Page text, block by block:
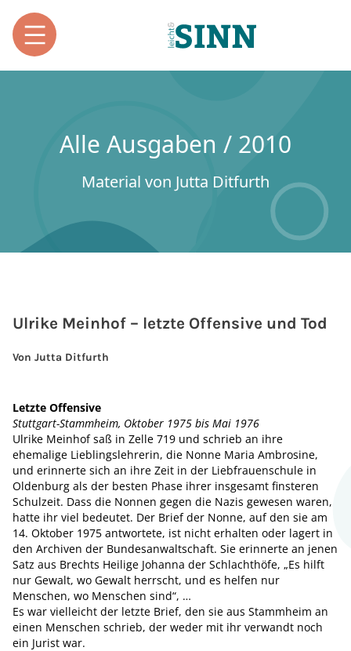
Alle Ausgaben / 2010
Material von Jutta Ditfurth
Ulrike Meinhof – letzte Offensive und Tod
Von Jutta Ditfurth
Letzte Offensive
Stuttgart-Stammheim, Oktober 1975 bis Mai 1976
Ulrike Meinhof saß in Zelle 719 und schrieb an ihre
ehemalige Lieblingslehrerin, die Nonne Maria Ambrosine,
und erinnerte sich an ihre Zeit in der Liebfrauenschule in
Oldenburg als der besten Phase ihrer insgesamt finsteren
Schulzeit. Dass die Nonnen gegen die Nazis gewesen waren,
hatte ihr viel bedeutet. Der Brief der Nonne, auf den sie am
14. Oktober 1975 antwortete, ist nicht erhalten oder lagert in
den Archiven der Bundesanwaltschaft. Sie erinnerte an jenen
Satz aus Brechts Heilige Johanna der Schlachthöfe, „Es hilft
nur Gewalt, wo Gewalt herrscht, und es helfen nur
Menschen, wo Menschen sind“, …
Es war vielleicht der letzte Brief, den sie aus Stammheim an
einen Menschen schrieb, der weder mit ihr verwandt noch
ein Jurist war.